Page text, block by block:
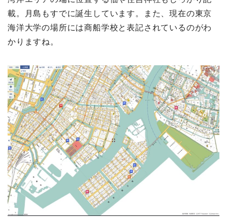
載。月島もすでに誕生しています。また、現在の東京
海洋大学の場所には商船学校と表記されているのがわ
かりますね。